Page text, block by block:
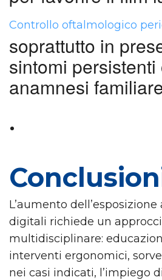
Controllo oftalmologico
soprattutto in
sintomi persistenti
anamnesi
L’aumento
digitali richiede un
multidisciplinare:
interventi ergonomici,
nei casi indicati, l’impiego